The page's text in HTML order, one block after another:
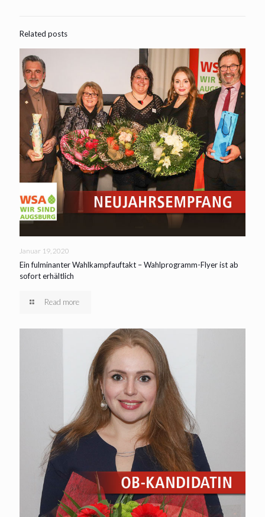
Related posts
Januar 19, 2020
Ein fulminanter Wahlkampfauftakt – Wahlprogramm-Flyer ist ab
sofort erhältlich
Read more